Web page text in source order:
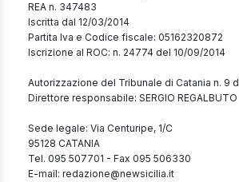
REA n. 347483
Iscritta dal 12/03/2014
Partita Iva e Codice fiscale: 05162320872
Iscrizione al ROC: n. 24774 del 10/09/2014
Autorizzazione del Tribunale di Catania n. 9
Direttore responsabile: SERGIO REGALBUTO
Sede legale: Via Centuripe, 1/C
95128 CATANIA
Tel. 095 507701 - Fax 095 506330
E-mail: redazione@newsicilia.it